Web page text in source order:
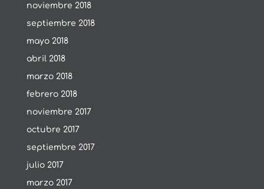
noviembre 2018
septiembre 2018
mayo 2018
abril 2018
marzo 2018
febrero 2018
noviembre 2017
octubre 2017
septiembre 2017
julio 2017
marzo 2017